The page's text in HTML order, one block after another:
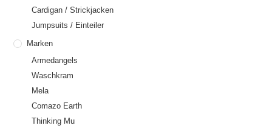
Cardigan / Strickjacken
Jumpsuits / Einteiler
Marken
Armedangels
Waschkram
Mela
Comazo Earth
Thinking Mu